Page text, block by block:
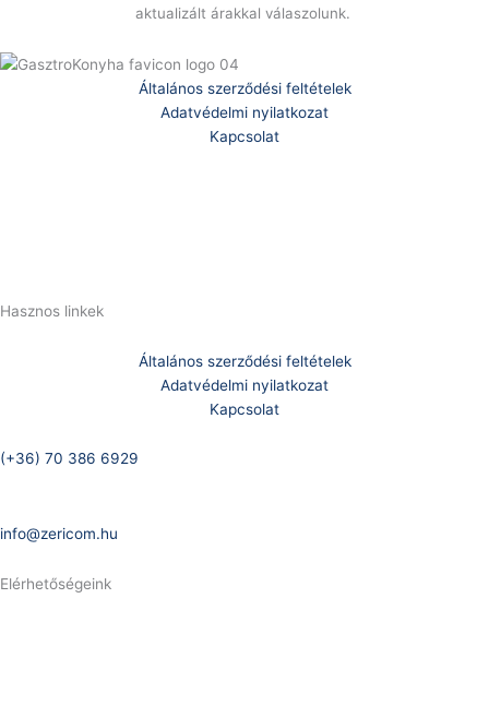
aktualizált árakkal válaszolunk.
Általános szerződési feltételek
Adatvédelmi nyilatkozat
Kapcsolat
Hasznos linkek
Általános szerződési feltételek
Adatvédelmi nyilatkozat
Kapcsolat
(+36) 70 386 6929
info@zericom.hu
Elérhetőségeink